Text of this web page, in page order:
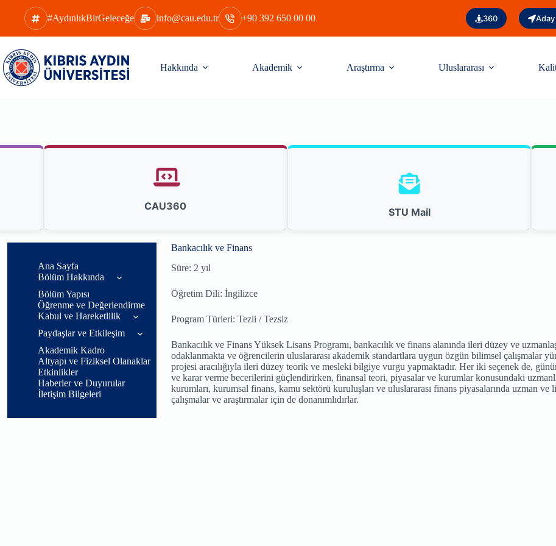
content
#AydınlıkBirGeleceğe info@cau.edu.tr +90 392 650 00 00 360
Hakkında Akademik Araştırma Uluslararası
CAU360 STU Mail
Ana Sayfa
Bölüm Hakkında
Genel
Bilgiler
Bölüm
Başkanı
Mesajı
Bölüm
Tanıtımı
Hedefler
Bölüm Yapısı
Öğrenme ve Değerlendirme
Kabul ve Hareketlilik
Kabul Koşulları
Kabul, Tanınma
ve Geçişler
Paydaşlar ve Etkileşim
Çalışanlar
Öğrenciler
Mezunlar
İşverenler ve
Akademik Kadro
Altyapı ve Fiziksel Olanaklar
Etkinlikler
Haberler ve Duyurular
İletişim Bilgeleri
Bankacılık ve Finans
Süre: 2 yıl
Öğretim Dili: İngilizce
Program Türleri: Tezli / Tezsiz
Bankacılık ve Finans Yüksek Lisans Programı, bankacılık ve finans alanında ileri düzey ve
odaklanmakta ve öğrencilerin uluslararası akademik standartlara uygun özgün bilimsel çalışmalar
projesi aracılığıyla ileri düzey teorik ve mesleki bilgiye vurgu yapmaktadır. Her iki seçenek de,
ve karar verme becerilerini güçlendirirken, finansal teori, piyasalar ve kurumlar konusundaki
kurumları, kurumsal finans, kamu sektörü kuruluşları ve uluslararası finans piyasalarında uzman
çalışmalar ve araştırmalar için de donanımlıdırlar.